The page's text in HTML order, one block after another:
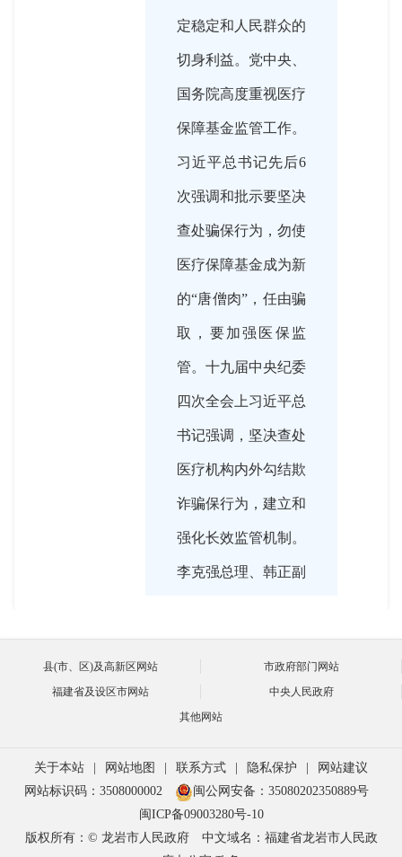
定稳定和人民群众的
切身利益。党中央、
国务院高度重视医疗
保障基金监管工作。
习近平总书记先后6
次强调和批示要坚决
查处骗保行为，勿使
医疗保障基金成为新
的“唐僧肉”，任由骗
取，要加强医保监
管。十九届中央纪委
四次全会上习近平总
书记强调，坚决查处
医疗机构内外勾结欺
诈骗保行为，建立和
强化长效监管机制。
李克强总理、韩正副
医疗保障基金安全，
是医保部门首要的职
责。
2020-04-14 16:06:00
今天我们很荣幸邀请
县(市、区)及高新区网站
市政府部门网站
福建省及设区市网站
中央人民政府
其他网站
关于本站 网站地图 联系方式 隐私保护
网站建议
网站标识码：3508000002
闽公网安备：35080202350889号
闽ICP备09003280号-10
版权所有：© 龙岩市人民政府
中文域名：福建省龙岩市人民政